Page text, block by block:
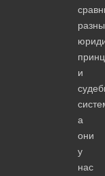
и
а
они
у
нас